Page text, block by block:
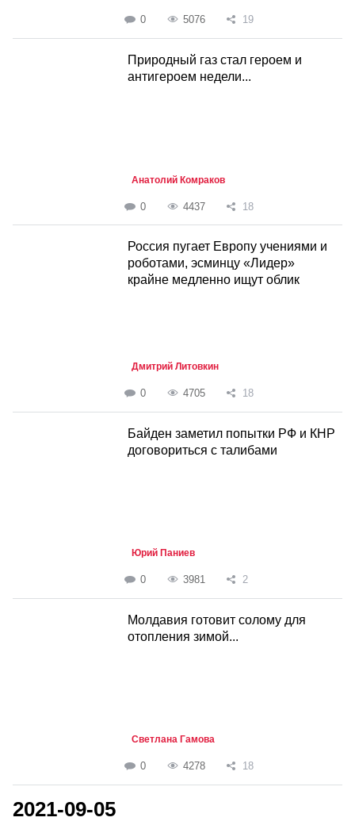
0 5076 19
Природный газ стал героем и
антигероем недели...
Анатолий Комраков
0 4437 18
Россия пугает Европу учениями и
роботами, эсминцу «Лидер»
крайне медленно ищут облик
Дмитрий Литовкин
0 4705 18
Байден заметил попытки РФ и КНР
договориться с талибами
Юрий Паниев
0 3981 2
Молдавия готовит солому для
отопления зимой...
Светлана Гамова
0 4278 18
2021-09-05